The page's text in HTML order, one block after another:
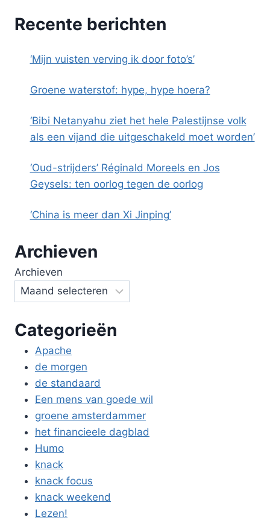
Recente berichten
‘Mijn vuisten verving ik door foto’s’
Groene waterstof: hype, hype hoera?
‘Bibi Netanyahu ziet het hele Palestijnse volk
als een vijand die uitgeschakeld moet worden’
‘Oud-strijders’ Réginald Moreels en Jos
Geysels: ten oorlog tegen de oorlog
‘China is meer dan Xi Jinping’
Archieven
Archieven
Categorieën
Apache
de morgen
de standaard
Een mens van goede wil
groene amsterdammer
het financieele dagblad
Humo
knack
knack focus
knack weekend
Lezen!